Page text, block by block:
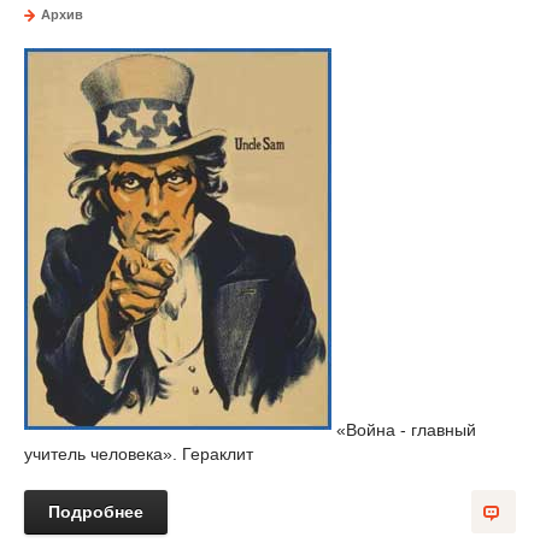
Архив
«Война - главный
учитель человека». Гераклит
Подробнее